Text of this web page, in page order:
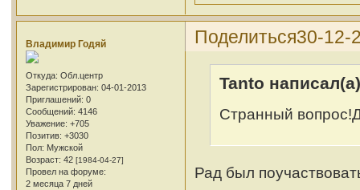
Поделиться30-12-
Владимир Годяй
Откуда: Обл.центр
Зарегистрирован: 04-01-2013
Приглашений: 0
Сообщений: 4146
Уважение: +705
Позитив: +3030
Пол: Мужской
Возраст: 42 [1984-04-27]
Провел на форуме:
2 месяца 7 дней
Tanto
Странный
Рад был